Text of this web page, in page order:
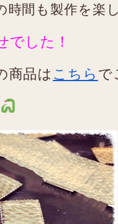
時間も製作を楽
でした！
商品は こちら で